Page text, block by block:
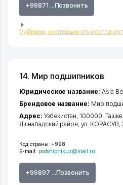
+99871 ...Позвонить
Рубрики, к которым относится
14. Мир подшипников
Код страны: +998
E-mail: podshipnikuz@mail.ru
+99897 ...Позвонить
Юридическое название: Asia
Брендовое название: Мир
Адрес: Узбекистан, 100000,
Яшнабадский район ,ул. КОРАСУВ